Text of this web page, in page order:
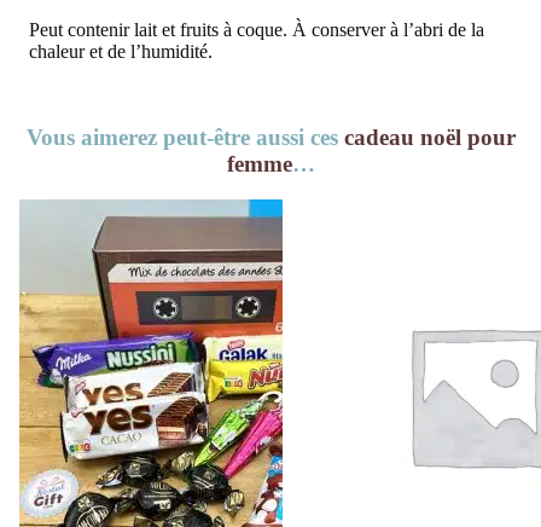
Peut contenir lait et fruits à coque. À conserver à l’abri de la
chaleur et de l’humidité.
Vous aimerez peut-être aussi ces cadeau noël pour
femme…